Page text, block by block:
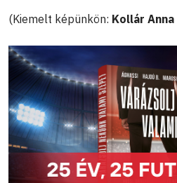
(Kiemelt képünkön: Kollár Anna